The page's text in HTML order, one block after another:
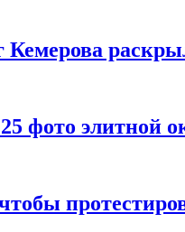
фото элитной